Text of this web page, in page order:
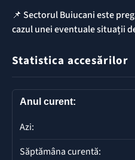
📌 Sectorul Buiucani este
cazul unei eventuale situații
Statistica accesărilor
Anul curent:
Azi:
Săptămâna curentă: